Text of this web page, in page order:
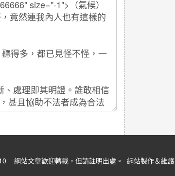
網站文章歡迎轉載，但請註明出處。 網站製作＆維護